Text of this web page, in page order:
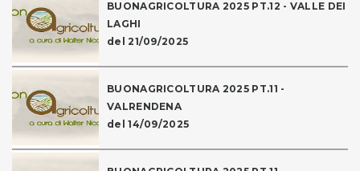
BUONAGRICOLTURA 2025 PT.12 - VALLE DEI
LAGHI
del 21/09/2025
BUONAGRICOLTURA 2025 PT.11 -
VALRENDENA
del 14/09/2025